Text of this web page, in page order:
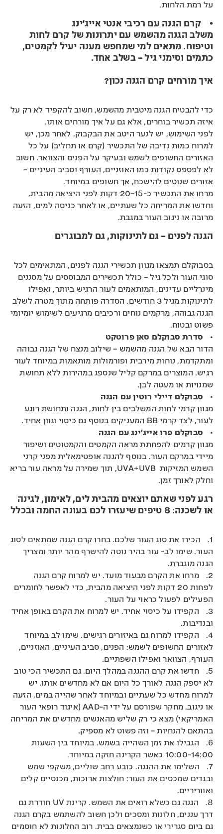
על רמת הלחות.
• קרם הגנה עם רכיבי אנטי אייג’ינג
משלב הגנה מהשמש עם יתרונות של קרם לחות
וטיפוח. מתאים למי שמחפש מענה יעיל לקמטים,
כתמים וסימני גיל – בשלב אחד.
איך מורחים קרם הגנה נכון?
כדי להבטיח הגנה מיטבית מהשמש, חשוב להקפיד לא רק על
איזה תכשיר בוחרים, אלא גם על איך מורחים אותו.
לפני השימוש, יש לנער היטב את הבקבוק. לאחר מכן, יש
למרוח כמות נדיבה של התכשיר (קרם או תחליב) על כל
האזורים החשופים לשמש ובעיקר על הפנים והצוואר. חשוב
לא לפספס נקודות כמו האוזניים, העורף וסביב העיניים –
אזורים שנוטים להישכח, אך חשופים במיוחד.
מרחו את התכשיר כ-15–20 דקות לפני היציאה מהבית,
וחדשו את המריחה כל שעתיים, או לאחר כניסה למים, הזעה
מרובה או ניגוב העור במגבת.
הגנה לפנים – גם לתינוקות, גם למבוגרים
בסבוקלם תמצאו מגוון תכשירי הגנה לפנים, המתאימים לכל
סוגי העור ולכל גיל – כולל תכשירים המבוססים על מסננים
מינרליים עדינים, המותאמים לעור הרגיש ביותר, ואפילו
לתינוקות מגיל 3 חודשים. הסדרה פותחה מתוך מטרה לשלב
הגנה גבוהה, מרקמים נוחים ורכיבים מרגיעים לשימוש יומיומי
פשוט ובטוח.
•
סדרת סבוקלם סאן פרוטקט
הדור הבא של הגנה מהשמש – שילוב מנצח של הגנה גבוהה
ומתקדמת, נוחות מירבית ופורמולות מותאמות במיוחד לעור
רגיש. המוצרים במרקם קליל שנספג במהירות ללא תחושת
שמנויות או מעטה לבן.
• סבוקלם דיילי רוטין עם הגנה
מגוון קרמי לחות המשלבים בין לחות, הגנה ותחושת רוגע
לעור, לצד קרמי BB המעניקים בנוסף גם כיסוי וגוון אחיד.
•
סבוקלם פרו אייג'ינג עם הגנה
מגוון קרמים להפחתת מראה הקמטים והקמטוטים ושיפור
מיידי במרקם העור. בנוסף להגנה אופטימאלית מפני קרני
השמש המזיקות UVA+UVB, תוך שמירה על מראה עור בריא
וחלק לאורך זמן.
רגע לפני שאתם יוצאים מהבית לים, לאימון, לגינה
או לשכנה: 8 טיפים שיעזרו לכם בעונה החמה ובכלל
1. הכירו את סוג העור שלכם. בחרו קרם הגנה שמתאים לסוג
העור. שימו לב- עור בהיר נוטה להישרף מהר יותר ומצריך
הגנה מוגברת.
2. מרחו את הקרם מבעוד מועד. יש למרוח קרם הגנה
לפחות 20 דקות לפני היציאה מהבית, כדי לאפשר לחומרים
הפעילים לפעול כראוי על העור.
3. הקפידו על כיסוי אחיד. יש למרוח את הקרם באופן אחיד
ובנדיבות.
4. הקפידו למרוח גם באיזורים רגישים. שימו לב במיוחד
לאזורים החשופים לשמש: הפנים, סביב העיניים, האוזניים,
העורף, הצוואר ואפילו השפתיים.
5. חדשו את קרם ההגנה במהלך היום. גם התכשיר הכי טוב
לא יספק הגנה לאורך כל היום אם לא מחדשים אותו. יש
למרוח מחדש כל שעתיים ובמיוחד לאחר שהייה במים, הזעה
או ניגוב. מחקר שפורסם על ידי ה-AAD (איגוד רופאי העור
האמריקאי) מצא כי רק שליש מהאנשים מחדשים את המריחה
בהתאם להנחיות – וזה פשוט לא מספיק.
6. הגבילו את זמן השהייה בשמש. במיוחד בין השעות
10:00-14:00 כאשר הקרינה חזקה במיוחד.
7. השלימו את ההגנה. כובע רחב שוליים, משקפי שמש
ובגדים שמכסים את העור: חולצות ארוכות, מכנסיים קלים
ואווריריים.
8. הגנה גם כשלא רואים את השמש. קרינת UV חודרת גם
דרך עננים, חלונות ומסכים ולכן חשוב להשתמש בקרם הגנה
גם ביום סגרירי או כשנמצאים בבית. רוב החלונות לא חוסמים